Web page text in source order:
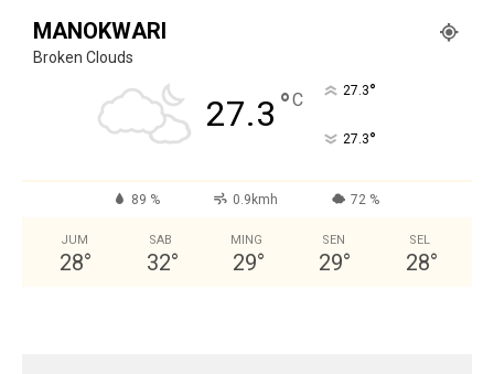
MANOKWARI
Broken Clouds
27.3 °C 27.3°
27.3°
89 % 0.9kmh 72 %
JUM
28°
SAB
32°
MING
29°
SEN
29°
SEL
28°